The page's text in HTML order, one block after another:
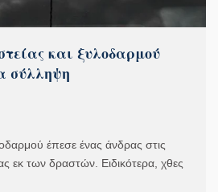
και ξυλοδαρμού
σύλληψη
έπεσε ένας άνδρας στις
εκ των δραστών. Ειδικότερα, χθες